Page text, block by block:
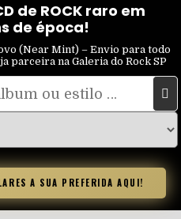
de ROCK raro em
de época!
(Near Mint) – Envio para todo
parceira na Galeria do Rock SP
A SUA PREFERIDA AQUI!